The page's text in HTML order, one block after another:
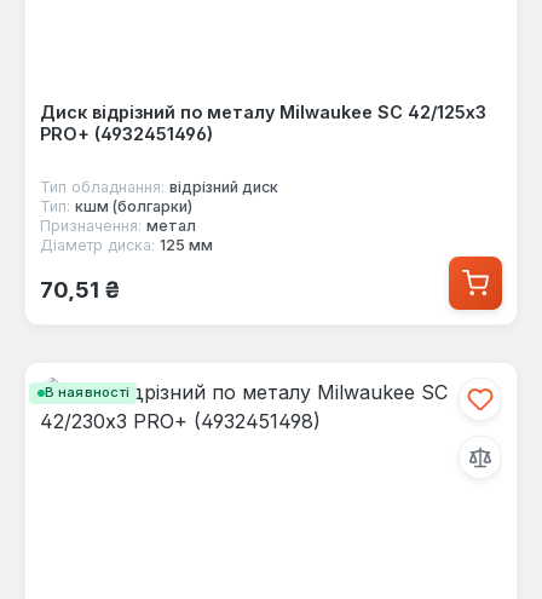
Диск відрізний по металу Milwaukee SC 42/125х3
PRO+ (4932451496)
Тип обладнання: відрізний диск
Тип: кшм (болгарки)
Призначення: метал
Діаметр диска: 125 мм
Звичайна ціна:
70,51 ₴
В наявності